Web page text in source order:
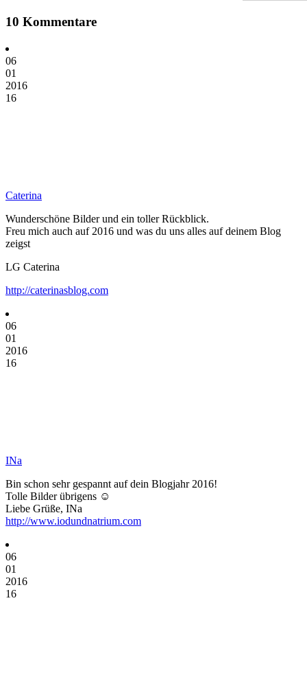
10 Kommentare
06
01
2016
16
Caterina
Wunderschöne Bilder und ein toller Rückblick.
Freu mich auch auf 2016 und was du uns alles auf deinem Blog
zeigst
LG Caterina
http://caterinasblog.com
06
01
2016
16
INa
Bin schon sehr gespannt auf dein Blogjahr 2016!
Tolle Bilder übrigens ☺️
Liebe Grüße, INa
http://www.iodundnatrium.com
06
01
2016
16